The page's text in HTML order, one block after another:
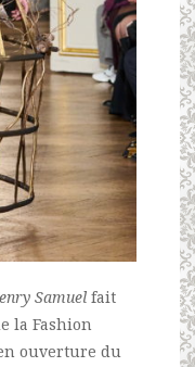
Samuel fait
la Fashion
ouverture du